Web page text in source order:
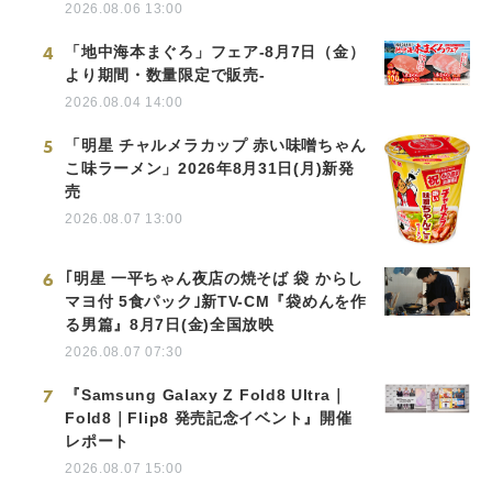
2026.08.06 13:00
4
「地中海本まぐろ」フェア-8月7日（金）
より期間・数量限定で販売-
2026.08.04 14:00
5
「明星 チャルメラカップ 赤い味噌ちゃん
こ味ラーメン」2026年8月31日(月)新発
売
2026.08.07 13:00
6
｢明星 一平ちゃん夜店の焼そば 袋 からし
マヨ付 5食パック｣新TV-CM『袋めんを作
る男篇』8月7日(金)全国放映
2026.08.07 07:30
7
『Samsung Galaxy Z Fold8 Ultra｜
Fold8｜Flip8 発売記念イベント』開催
レポート
2026.08.07 15:00